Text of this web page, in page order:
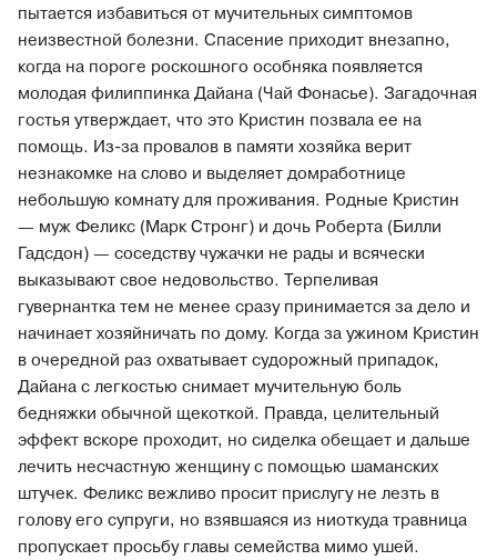
пытается избавиться от мучительных симптомов
неизвестной болезни. Спасение приходит внезапно,
когда на пороге роскошного особняка появляется
молодая филиппинка Дайана (Чай Фонасье). Загадочная
гостья утверждает, что это Кристин позвала ее на
помощь. Из-за провалов в памяти хозяйка верит
незнакомке на слово и выделяет домработнице
небольшую комнату для проживания. Родные Кристин
— муж Феликс (Марк Стронг) и дочь Роберта (Билли
Гадсдон) — соседству чужачки не рады и всячески
выказывают свое недовольство. Терпеливая
гувернантка тем не менее сразу принимается за дело и
начинает хозяйничать по дому. Когда за ужином Кристин
в очередной раз охватывает судорожный припадок,
Дайана с легкостью снимает мучительную боль
бедняжки обычной щекоткой. Правда, целительный
эффект вскоре проходит, но сиделка обещает и дальше
лечить несчастную женщину с помощью шаманских
штучек. Феликс вежливо просит прислугу не лезть в
голову его супруги, но взявшаяся из ниоткуда травница
пропускает просьбу главы семейства мимо ушей.